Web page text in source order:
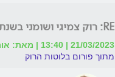
RE: רוק צמיגי ושומני בשנתיים האחרונות
21/03/2023 | 13:40 | מאת: אורי ויזל
מתוך פורום בלוטות הרוק